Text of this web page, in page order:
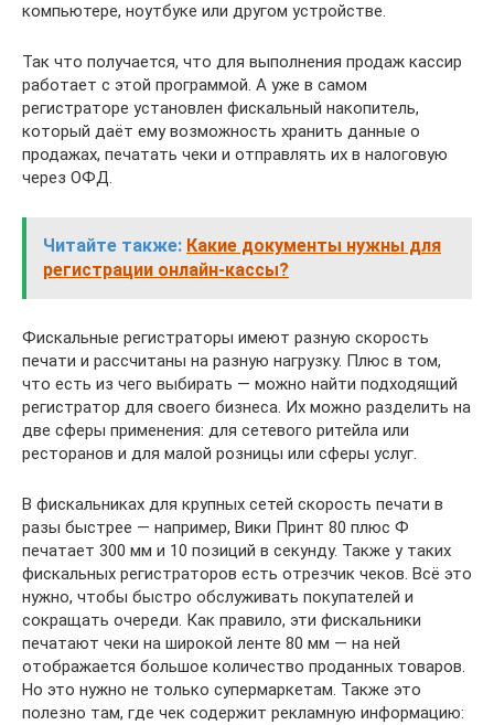
компьютере, ноутбуке или другом устройстве.
Так что получается, что для выполнения продаж кассир
работает с этой программой. А уже в самом
регистраторе установлен фискальный накопитель,
который даёт ему возможность хранить данные о
продажах, печатать чеки и отправлять их в налоговую
через ОФД.
Читайте также: Какие документы нужны для
регистрации онлайн-кассы?
Фискальные регистраторы имеют разную скорость
печати и рассчитаны на разную нагрузку. Плюс в том,
что есть из чего выбирать — можно найти подходящий
регистратор для своего бизнеса. Их можно разделить на
две сферы применения: для сетевого ритейла или
ресторанов и для малой розницы или сферы услуг.
В фискальниках для крупных сетей скорость печати в
разы быстрее — например, Вики Принт 80 плюс Ф
печатает 300 мм и 10 позиций в секунду. Также у таких
фискальных регистраторов есть отрезчик чеков. Всё это
нужно, чтобы быстро обслуживать покупателей и
сокращать очереди. Как правило, эти фискальники
печатают чеки на широкой ленте 80 мм — на ней
отображается большое количество проданных товаров.
Но это нужно не только супермаркетам. Также это
полезно там, где чек содержит рекламную информацию: